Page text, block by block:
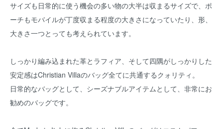
サイズも日常的に使う機会の多い物の大半は収まるサイズで、ポ
ーチもモバイルが丁度収まる程度の大きさになっていたり、形、
大きさ一つとっても考えられています。
しっかり編み込まれた革とラフィア、そして四隅がしっかりした
安定感はChristian Villaのバッグ全てに共通するクォリティ。
日常的なバッグとして、シーズナブルアイテムとして、非常にお
勧めのバッグです。